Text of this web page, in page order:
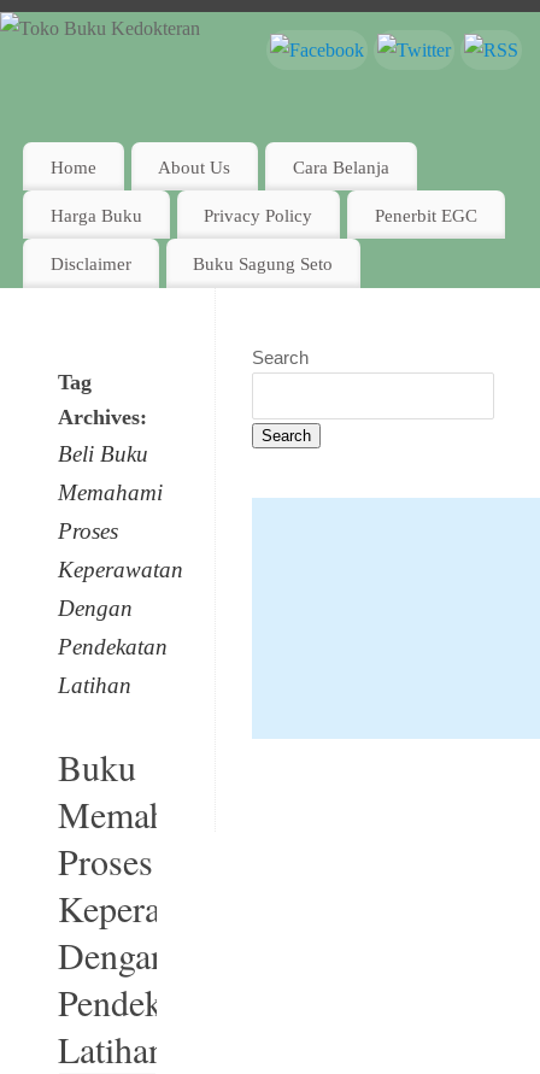
Home About Us Cara Belanja
Harga Buku Privacy Policy Penerbit EGC
Disclaimer Buku Sagung Seto
Tag
Archives:
Beli Buku
Memahami
Proses
Keperawatan
Dengan
Pendekatan
Latihan
Buku
Memahami
Proses
Keperawatan
Dengan
Pendekatan
Latihan
Search
Search